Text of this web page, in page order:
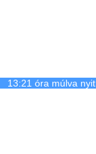
13:21 óra múlva nyit